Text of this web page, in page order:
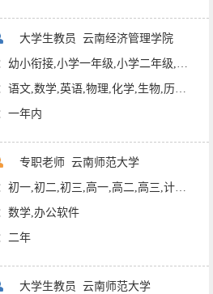
大学生教员 云南经济管理学院
幼小衔接,小学一年级,小学二年级,小学三年级,小学四年级,小学五年级,小学六年级,初一,初二,计算机技术
语文,数学,英语,物理,化学,生物,历史,政治,办公软件
一年内
专职老师 云南师范大学
初一,初二,初三,高一,高二,高三,计算机技术
数学,办公软件
二年
大学生教员 云南师范大学